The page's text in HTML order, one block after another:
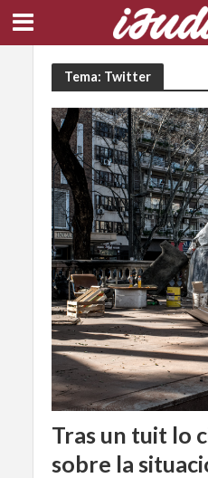
Tema: Twitter
Tras un tuit lo
sobre la